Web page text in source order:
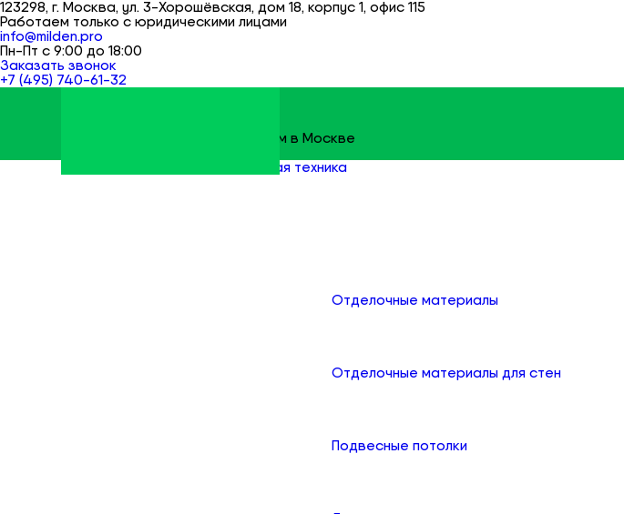
123298, г. Москва, ул. 3-Хорошёвская, дом 18, корпус 1, офис 115
Работаем только с юридическими лицами
info@milden.pro
Пн-Пт с 9:00 до 18:00
Заказать звонок
+7 (495) 740-61-32
Строительные материалы оптом в Москве
Отделочные материалы
Отделочные материалы для стен
Подвесные потолки
Измерительная техника